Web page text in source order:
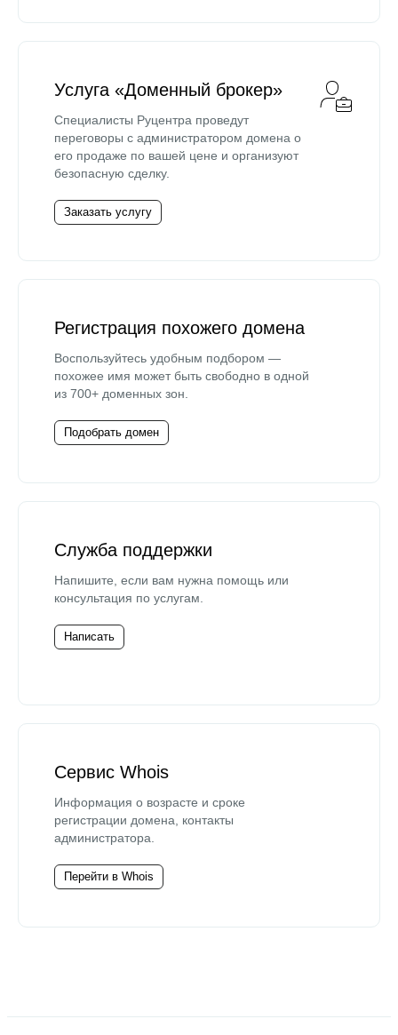
Услуга «Доменный брокер»
Специалисты Руцентра проведут
переговоры с администратором домена о
его продаже по вашей цене и организуют
безопасную сделку.
Заказать услугу
Регистрация похожего домена
Воспользуйтесь удобным подбором —
похожее имя может быть свободно в одной
из 700+ доменных зон.
Подобрать домен
Служба поддержки
Напишите, если вам нужна помощь или
консультация по услугам.
Написать
Сервис Whois
Информация о возрасте и сроке
регистрации домена, контакты
администратора.
Перейти в Whois